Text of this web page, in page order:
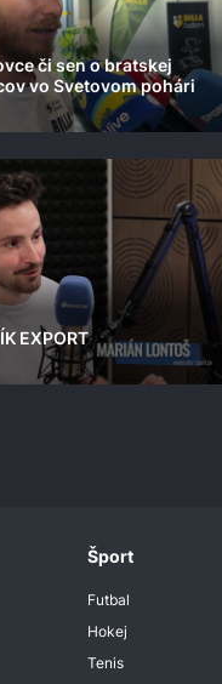
či sen o bratskej
vo Svetovom pohári
EXPORT
Šport
Futbal
Hokej
Tenis